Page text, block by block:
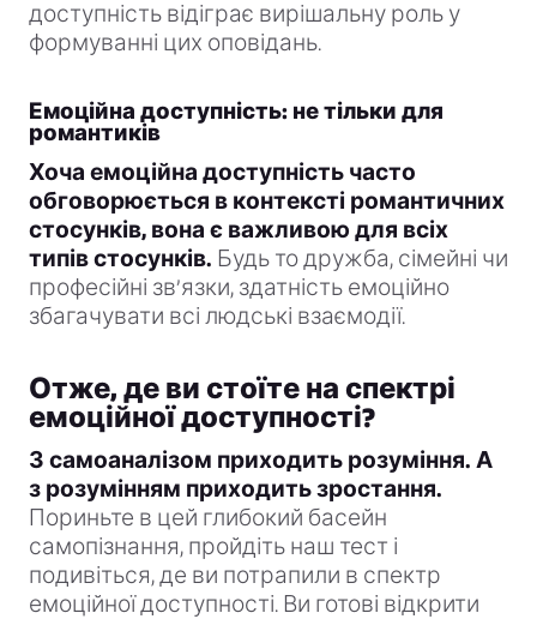
доступність відіграє вирішальну роль у
формуванні цих оповідань.
Емоційна доступність: не тільки для
романтиків
Хоча емоційна доступність часто
обговорюється в контексті романтичних
стосунків, вона є важливою для всіх
типів стосунків. Будь то дружба, сімейні чи
професійні зв’язки, здатність емоційно
збагачувати всі людські взаємодії.
Отже, де ви стоїте на спектрі
емоційної доступності?
З самоаналізом приходить розуміння. А
з розумінням приходить зростання.
Пориньте в цей глибокий басейн
самопізнання, пройдіть наш тест і
подивіться, де ви потрапили в спектр
емоційної доступності. Ви готові відкрити